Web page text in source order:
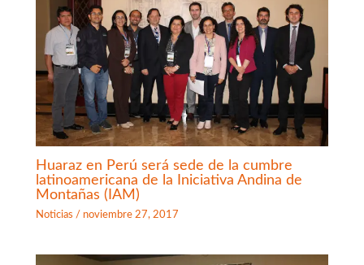
Huaraz en Perú será sede de la cumbre
latinoamericana de la Iniciativa Andina de
Montañas (IAM)
Noticias / noviembre 27, 2017